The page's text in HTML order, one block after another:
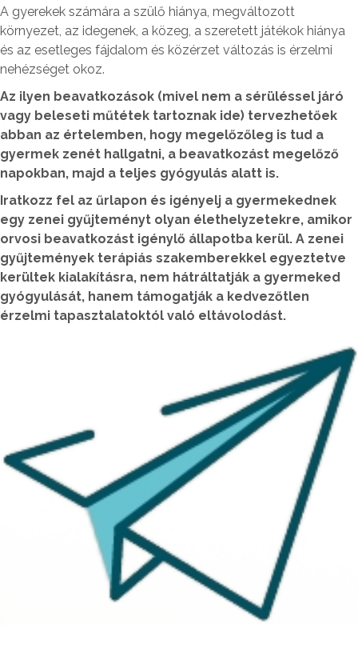
A gyerekek számára a szülő hiánya, megváltozott
környezet, az idegenek, a közeg, a szeretett játékok hiánya
és az esetleges fájdalom és közérzet változás is érzelmi
nehézséget okoz.
Az ilyen beavatkozások (mivel nem a sérüléssel járó
vagy beleseti műtétek tartoznak ide) tervezhetőek
abban az értelemben, hogy megelőzőleg is tud a
gyermek zenét hallgatni, a beavatkozást megelőző
napokban, majd a teljes gyógyulás alatt is.
Iratkozz fel az űrlapon és igényelj a gyermekednek
egy zenei gyűjteményt olyan élethelyzetekre, amikor
orvosi beavatkozást igénylő állapotba kerül. A zenei
gyűjtemények terápiás szakemberekkel egyeztetve
kerültek kialakításra, nem hátráltatják a gyermeked
gyógyulását, hanem támogatják a kedvezőtlen
érzelmi tapasztalatoktól való eltávolodást.